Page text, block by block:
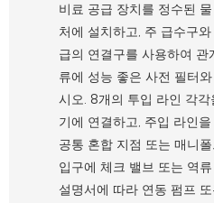
비료 공급 장치를 정수된
처에 설치하고, 주 급수구
급의 연결구를 사용하여
류에 성능 좋은 사전 필터
시오. 8개의 투입 라인 각
기에 연결하고, 주입 라인
공통 혼합 지점 또는 매니
입구에 체크 밸브 또는 역
설명서에 따라 연동 펌프